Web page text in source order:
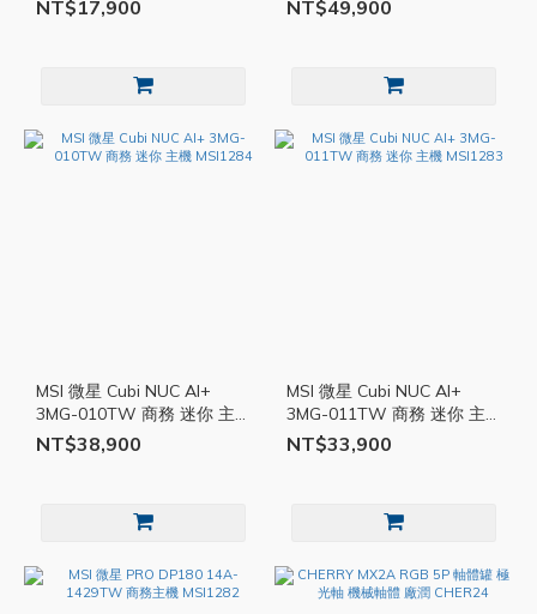
NT$17,900 NT$49,900
MSI 微星 Cubi NUC AI+
3MG-010TW 商務 迷你 主
機 MSI1284
NT$38,900
MSI 微星 Cubi NUC AI+
3MG-011TW 商務 迷你 主
機 MSI1283
NT$33,900